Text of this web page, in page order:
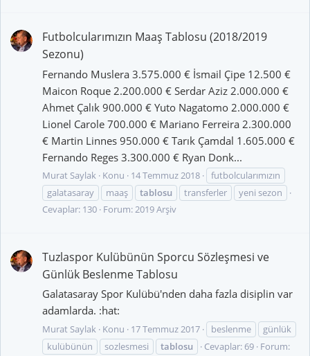
Futbolcularımızın Maaş Tablosu (2018/2019
Sezonu)
Fernando Muslera 3.575.000 € İsmail Çipe 12.500 €
Maicon Roque 2.200.000 € Serdar Aziz 2.000.000 €
Ahmet Çalık 900.000 € Yuto Nagatomo 2.000.000 €
Lionel Carole 700.000 € Mariano Ferreira 2.300.000
€ Martin Linnes 950.000 € Tarık Çamdal 1.605.000 €
Fernando Reges 3.300.000 € Ryan Donk...
Murat Saylak Konu 14 Temmuz 2018
futbolcularımızın
galatasaray
maaş tablosu transferler
yeni sezon
Cevaplar: 130 Forum:2019 Arşiv
Tuzlaspor Kulübünün Sporcu Sözleşmesi ve
Günlük Beslenme Tablosu
Galatasaray Spor Kulübü'nden daha fazla disiplin var
adamlarda. :hat:
Murat Saylak Konu 17 Temmuz 2017 beslenme
günlük
kulübünün
sozlesmesi tablosu Cevaplar: 69 Forum: